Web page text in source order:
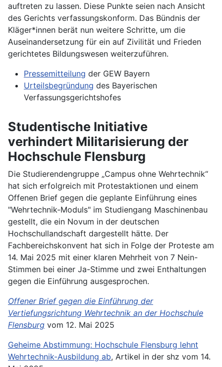
auftreten zu lassen. Diese Punkte seien nach Ansicht
des Gerichts verfassungskonform. Das Bündnis der
Kläger*innen berät nun weitere Schritte, um die
Auseinandersetzung für ein auf Zivilität und Frieden
gerichtetes Bildungswesen weiterzuführen.
Pressemitteilung der GEW Bayern
Urteilsbegründung des Bayerischen
Verfassungsgerichtshofes
Studentische Initiative
verhindert Militarisierung der
Hochschule Flensburg
Die Studierendengruppe „Campus ohne Wehrtechnik“
hat sich erfolgreich mit Protestaktionen und einem
Offenen Brief gegen die geplante Einführung eines
"Wehrtechnik-Moduls" im Studiengang Maschinenbau
gestellt, die ein Novum in der deutschen
Hochschullandschaft dargestellt hätte. Der
Fachbereichskonvent hat sich in Folge der Proteste am
14. Mai 2025 mit einer klaren Mehrheit von 7 Nein-
Stimmen bei einer Ja-Stimme und zwei Enthaltungen
gegen die Einführung ausgesprochen.
Offener Brief gegen die Einführung der
Vertiefungsrichtung Wehrtechnik an der Hochschule
Flensburg vom 12. Mai 2025
Geheime Abstimmung: Hochschule Flensburg lehnt
Wehrtechnik-Ausbildung ab, Artikel in der shz vom 14.